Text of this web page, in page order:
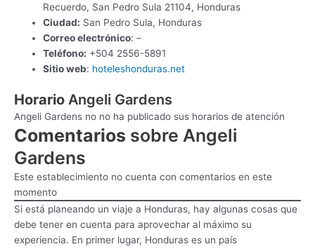
Recuerdo, San Pedro Sula 21104, Honduras
Ciudad: San Pedro Sula, Honduras
Correo electrónico: –
Teléfono: +504 2556-5891
Sitio web: hoteleshonduras.net
Horario Angeli Gardens
Angeli Gardens no no ha publicado sus horarios de atención
Comentarios sobre Angeli
Gardens
Este establecimiento no cuenta con comentarios en este
momento
Si está planeando un viaje a Honduras, hay algunas cosas que
debe tener en cuenta para aprovechar al máximo su
experiencia. En primer lugar, Honduras es un país